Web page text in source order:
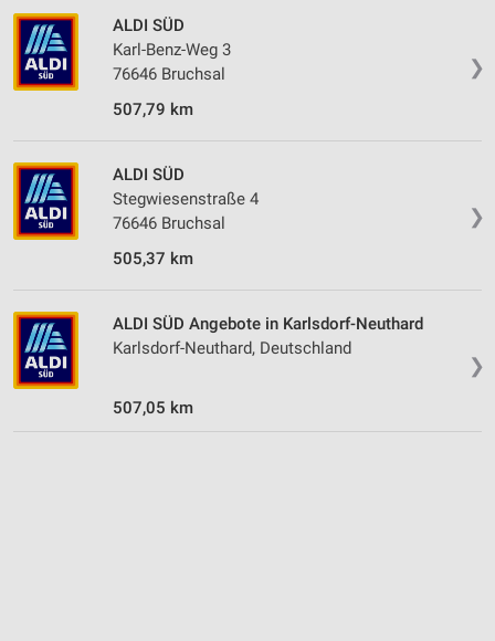
❯
ALDI SÜD
Karl-Benz-Weg 3
76646 Bruchsal
507,79 km
❯
ALDI SÜD
Stegwiesenstraße 4
76646 Bruchsal
505,37 km
❯
ALDI SÜD Angebote in Karlsdorf-Neuthard
Karlsdorf-Neuthard, Deutschland
507,05 km